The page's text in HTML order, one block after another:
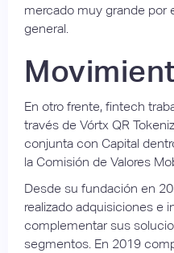
mercado muy grande por
general.
En otro frente, fintech
través de Vórtx QR
conjunta con Capital
la Comisión de Valores
Desde su fundación en
realizado adquisiciones e
complementar sus
segmentos. En 2019